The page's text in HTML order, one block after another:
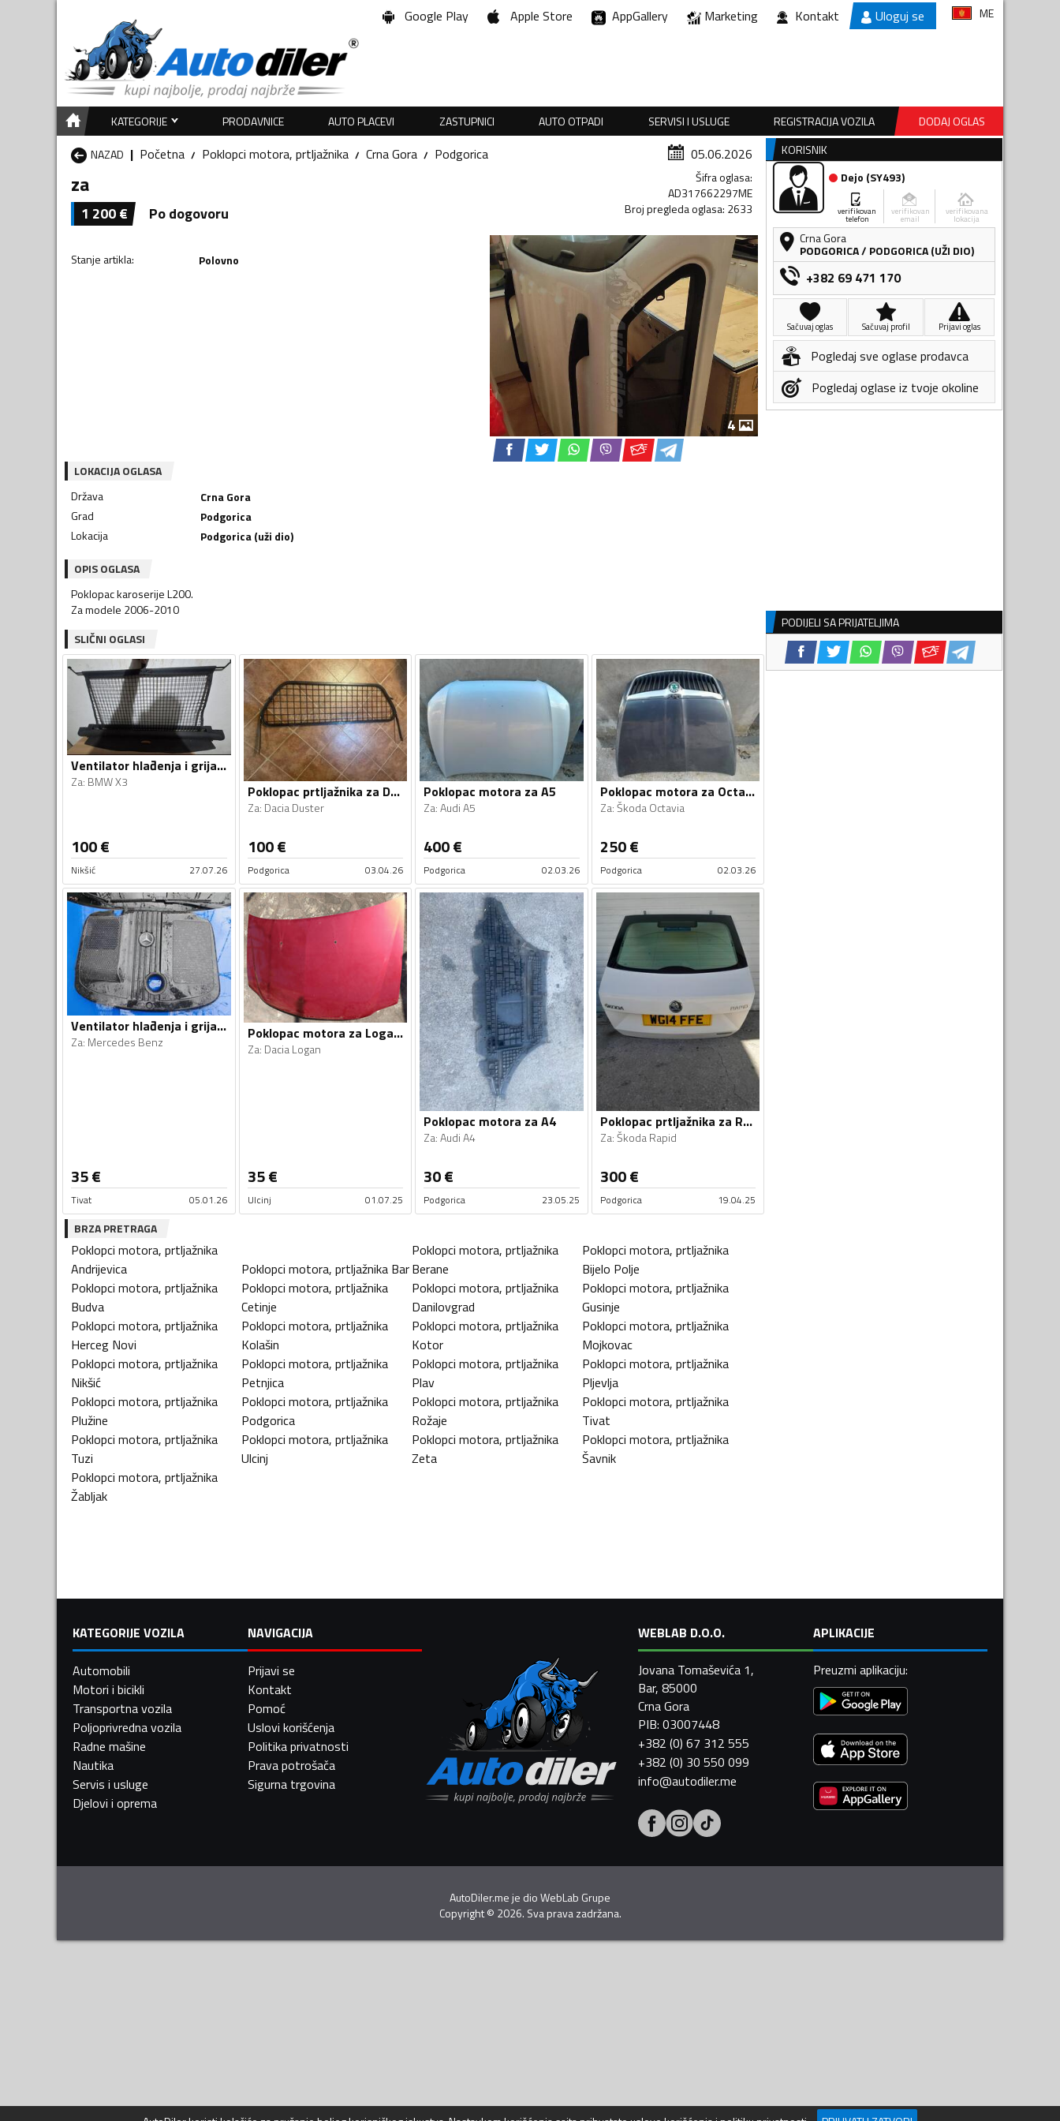
Google Play Apple Store AppGallery Marketing Kontakt Uloguj se ME
KATEGORIJE PRODAVNICE AUTO PLACEVI ZASTUPNICI AUTO OTPADI SERVISI I USLUGE REGISTRACIJA VOZILA
DODAJ OGLAS
NAZAD
Početna Poklopci motora, prtljažnika Crna Gora Podgorica 05.06.2026
za
1 200€ Po dogovoru
Šifra oglasa:
AD317662297ME
Broj pregleda oglasa: 2633
Stanje artikla: Polovno
4
LOKACIJA OGLASA
Država
Crna Gora
Grad
Podgorica
Lokacija
Podgorica (uži dio)
OPIS OGLASA
Poklopac karoserije L200.
Za modele 2006-2010
SLIČNI OGLASI
Ventilator hlađenja i grijanja za X3
Za: BMW X3
100€
Nikšić 27.07.26
Poklopac prtljažnika za Duster
Za: Dacia Duster
100€
Podgorica 03.04.26
Poklopac motora za A5
Za:Audi A5
400€
Podgorica 02.03.26
Poklopac motora za Octavia
Za:Škoda Octavia
250€
Podgorica 02.03.26
Ventilator hlađenja i grijanja za
Za: Mercedes Benz
35€
Tivat 05.01.26
Poklopac motora za Logan, Logan
Za: Dacia Logan
35€
Ulcinj 01.07.25
Poklopac motora za A4
Za:Audi A4
30€
Podgorica 23.05.25
Poklopac prtljažnika za Rapid
Za:Škoda Rapid
300€
Podgorica 19.04.25
BRZA PRETRAGA
Poklopci motora, prtljažnika
Andrijevica
Poklopci motora, prtljažnika Bar
Poklopci motora, prtljažnika
Berane
Poklopci motora, prtljažnika
Bijelo Polje
Poklopci motora, prtljažnika
Budva
Poklopci motora, prtljažnika
Cetinje
Poklopci motora, prtljažnika
Danilovgrad
Poklopci motora, prtljažnika
Gusinje
Poklopci motora, prtljažnika
Herceg Novi
Poklopci motora, prtljažnika
Kolašin
Poklopci motora, prtljažnika
Kotor
Poklopci motora, prtljažnika
Mojkovac
Poklopci motora, prtljažnika
Nikšić
Poklopci motora, prtljažnika
Petnjica
Poklopci motora, prtljažnika
Plav
Poklopci motora, prtljažnika
Pljevlja
Poklopci motora, prtljažnika
Plužine
Poklopci motora, prtljažnika
Podgorica
Poklopci motora, prtljažnika
Rožaje
Poklopci motora, prtljažnika
Tivat
Poklopci motora, prtljažnika
Tuzi
Poklopci motora, prtljažnika
Ulcinj
Poklopci motora, prtljažnika
Zeta
Poklopci motora, prtljažnika
Šavnik
Poklopci motora, prtljažnika
Žabljak
KORISNIK
Dejo (SY493)
verifikovan
telefon
verifikovan
email
verifikovana
lokacija
Crna Gora
PODGORICA/ PODGORICA (UŽI DIO)
+382 69 471 170
Sačuvaj oglas Sačuvaj profil Prijavi oglas
Pogledaj sve oglase prodavca
Pogledaj oglase iz tvoje okoline
PODIJELI SA PRIJATELJIMA
KATEGORIJE VOZILA
Automobili
Motori i bicikli
Transportna vozila
Poljoprivredna vozila
Radne mašine
Nautika
Servis i usluge
Djelovi i oprema
NAVIGACIJA
Prijavi se
Kontakt
Pomoć
Uslovi korišćenja
Politika privatnosti
Prava potrošača
Sigurna trgovina
WEBLAB D.O.O.
Jovana Tomaševića 1,
Bar, 85000
Crna Gora
PIB: 03007448
+382 (0) 67 312 555
+382 (0) 30 550 099
info@autodiler.me
APLIKACIJE
Preuzmi aplikaciju:
AutoDiler.me je dioWebLab Grupe
Copyright© 2026. Sva prava zadržana.